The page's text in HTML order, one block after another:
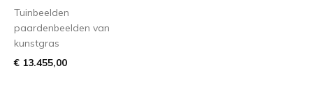
Tuinbeelden
paardenbeelden van
kunstgras
€ 13.455,00